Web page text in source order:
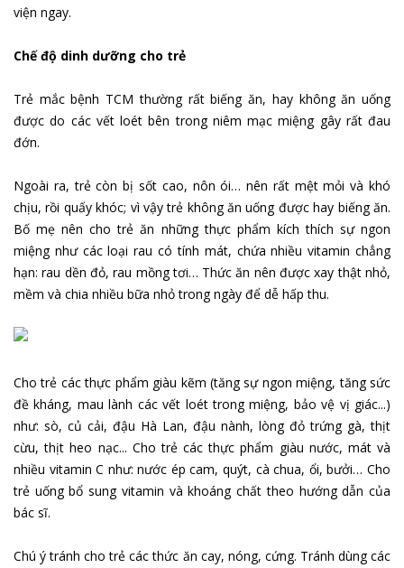
viện ngay.
Chế độ dinh dưỡng cho trẻ
Trẻ mắc bệnh TCM thường rất biếng ăn, hay không ăn uống
được do các vết loét bên trong niêm mạc miệng gây rất đau
đớn.
Ngoài ra, trẻ còn bị sốt cao, nôn ói… nên rất mệt mỏi và khó
chịu, rồi quấy khóc; vì vậy trẻ không ăn uống được hay biếng ăn.
Bố mẹ nên cho trẻ ăn những thực phẩm kích thích sự ngon
miệng như các loại rau có tính mát, chứa nhiều vitamin chẳng
hạn: rau dền đỏ, rau mồng tơi… Thức ăn nên được xay thật nhỏ,
mềm và chia nhiều bữa nhỏ trong ngày để dễ hấp thu.
Cho trẻ các thực phẩm giàu kẽm (tăng sự ngon miệng, tăng sức
đề kháng, mau lành các vết loét trong miệng, bảo vệ vị giác...)
như: sò, củ cải, đậu Hà Lan, đậu nành, lòng đỏ trứng gà, thịt
cừu, thịt heo nạc... Cho trẻ các thực phẩm giàu nước, mát và
nhiều vitamin C như: nước ép cam, quýt, cà chua, ổi, bưởi… Cho
trẻ uống bổ sung vitamin và khoáng chất theo hướng dẫn của
bác sĩ.
Chú ý tránh cho trẻ các thức ăn cay, nóng, cứng. Tránh dùng các